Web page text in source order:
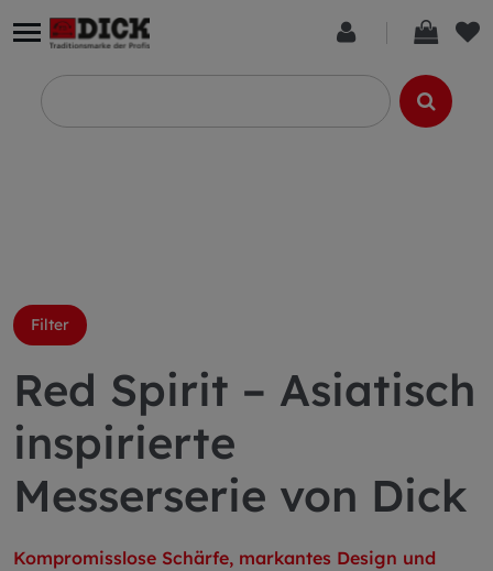
Filter
Red Spirit – Asiatisch
inspirierte
Messerserie von Dick
Kompromisslose Schärfe, markantes Design und